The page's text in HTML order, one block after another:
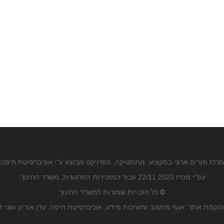
מרכז מורים ארצי במקצוע: מתמטיקה. הפרויקט מבוצע ע"י אוניברסיטת חיפה
עפ"י מכרז 22/11.2020 עבור המזכירות הפדגוגית, משרד החינוך.
© כל הזכויות שמורות למשרד החינוך
אתר: אגף מחשוב ומערכות מידע, אוניברסיטת חיפה. עדן אוריון ושני